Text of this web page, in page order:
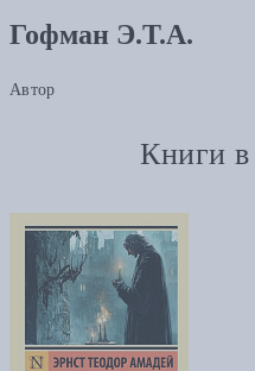
Гофман Э.Т.А.
Автор
Книги в